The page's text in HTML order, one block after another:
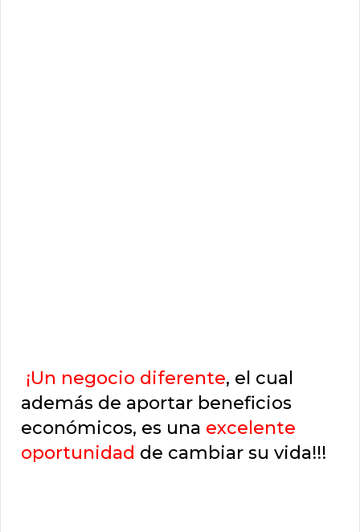
¡Un negocio diferente, el cual
además de aportar beneficios
económicos, es una excelente
oportunidad de cambiar su vida!!!